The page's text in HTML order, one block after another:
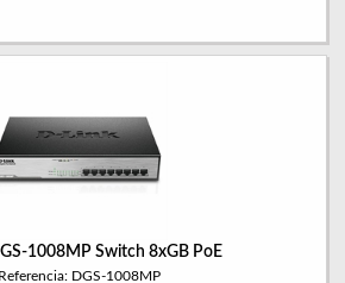
1008MP Switch 8xGB PoE
Referencia: DGS-1008MP